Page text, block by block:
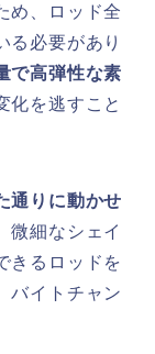
め、ロッド全
る必要があり
で高弾性な素
化を逃すこと
通りに動かせ
微細なシェイ
きるロッドを
バイトチャン